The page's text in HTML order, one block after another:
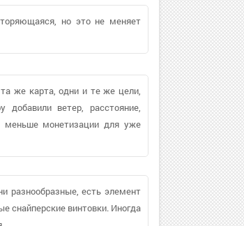
но это не меняет
же карта, одни и те же цели,
ветер, расстояние,
меньше монетизации для уже
разнообразные, есть элемент
снайперские винтовки. Иногда